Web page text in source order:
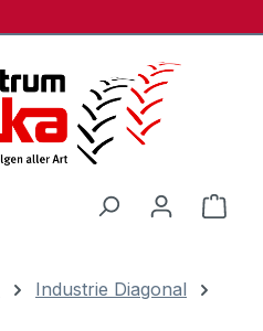
Industrie Diagonal